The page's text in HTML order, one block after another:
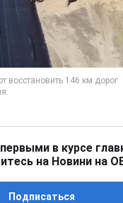
в курсе
на Новини на
Подписаться